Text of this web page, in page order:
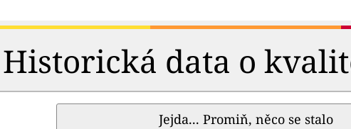
Historická data o
Jejda... Promiň, něco se stalo